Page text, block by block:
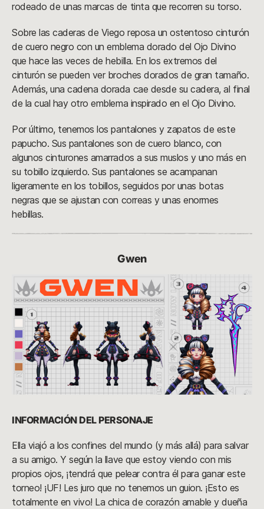
rodeado de unas marcas de tinta que recorren su torso.
Sobre las caderas de Viego reposa un ostentoso cinturón
de cuero negro con un emblema dorado del Ojo Divino
que hace las veces de hebilla. En los extremos del
cinturón se pueden ver broches dorados de gran tamaño.
Además, una cadena dorada cae desde su cadera, al final
de la cual hay otro emblema inspirado en el Ojo Divino.
Por último, tenemos los pantalones y zapatos de este
papucho. Sus pantalones son de cuero blanco, con
algunos cinturones amarrados a sus muslos y uno más en
su tobillo izquierdo. Sus pantalones se acampanan
ligeramente en los tobillos, seguidos por unas botas
negras que se ajustan con correas y unas enormes
hebillas.
Gwen
INFORMACIÓN DEL PERSONAJE
Ella viajó a los confines del mundo (y más allá) para salvar
a su amigo. Y según la llave que estoy viendo con mis
propios ojos, ¡tendrá que pelear contra él para ganar este
torneo! ¡UF! Les juro que no tenemos un guion. ¡Esto es
totalmente en vivo! La chica de corazón amable y dueña